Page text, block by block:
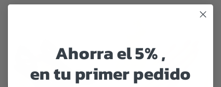
Ahorra el 5% ,
en tu primer pedido